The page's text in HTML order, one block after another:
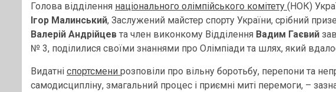
Голова відділення національного олімпійського комітету (НОК)
Ігор Малинський, Заслужений майстер спорту України, срібний
Валерій Андрійцев та член виконкому Відділення Вадим Гаєвий
№ 3, поділилися своїми знаннями про Олімпіади та шлях, який
Видатні спортсмени розповіли про вільну боротьбу, перепони та
самодисципліну, змагальний процес і приємні миті перемоги, –